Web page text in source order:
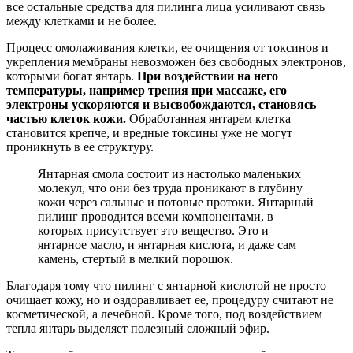
все остальные средства для пилинга лица усиливают связь
между клетками и не более.
Процесс омолаживания клетки, ее очищения от токсинов и
укрепления мембраны невозможен без свободных электронов,
которыми богат янтарь. При воздействии на него
температуры, например трения при массаже, его
электроны ускоряются и высвобождаются, становясь
частью клеток кожи. Обработанная янтарем клетка
становится крепче, и вредные токсины уже не могут
проникнуть в ее структуру.
Янтарная смола состоит из настолько маленьких
молекул, что они без труда проникают в глубину
кожи через сальные и потовые протоки. Янтарный
пилинг проводится всеми компонентами, в
которых присутствует это вещество. Это и
янтарное масло, и янтарная кислота, и даже сам
камень, стертый в мелкий порошок.
Благодаря тому что пилинг с янтарной кислотой не просто
очищает кожу, но и оздоравливает ее, процедуру считают не
косметической, а лечебной. Кроме того, под воздействием
тепла янтарь выделяет полезный сложный эфир.